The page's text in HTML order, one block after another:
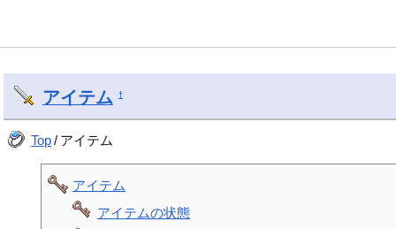
アイテム †
Top/ アイテム
アイテム
アイテムの状態